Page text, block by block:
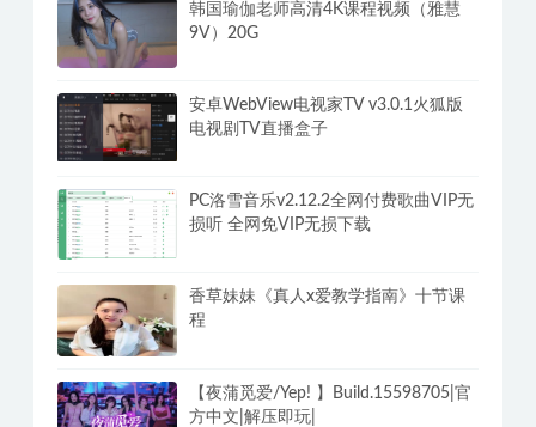
韩国瑜伽老师高清4K课程视频（雅慧
9V）20G
安卓WebView电视家TV v3.0.1火狐版
电视剧TV直播盒子
PC洛雪音乐v2.12.2全网付费歌曲VIP无
损听 全网免VIP无损下载
香草妹妹《真人x爱教学指南》十节课
程
【夜蒲觅爱/Yep! 】Build.15598705|官
方中文|解压即玩|